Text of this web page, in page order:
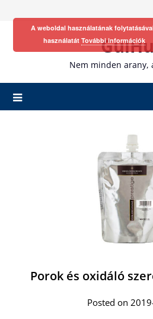
Nem minden arany,
Porok és oxidáló
Posted on
A weboldal használatának
használatát További információk